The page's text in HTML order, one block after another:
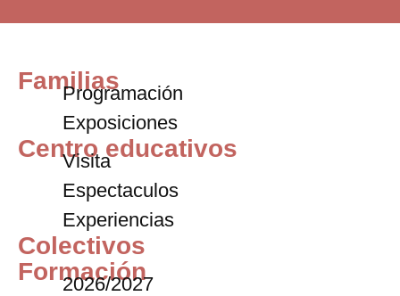
Familias
Programación
Exposiciones
Centro educativos
Visita
Espectaculos
Experiencias
Colectivos
Formación
2026/2027